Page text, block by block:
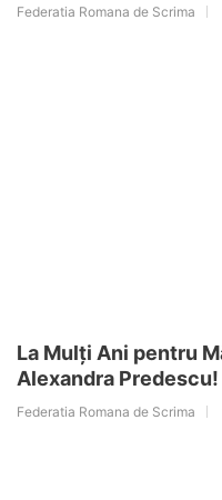
Federatia Romana de Scrima
La Mulți Ani pentru
Alexandra Predescu!
Federatia Romana de Scrima